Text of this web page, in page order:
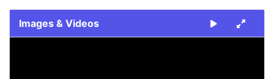
Images & Videos